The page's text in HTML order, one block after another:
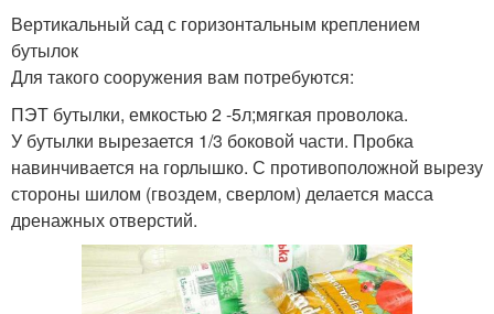
Вертикальный сад с горизонтальным креплением
бутылок
Для такого сооружения вам потребуются:
ПЭТ бутылки, емкостью 2 -5л;мягкая проволока.
У бутылки вырезается 1/3 боковой части. Пробка
навинчивается на горлышко. С противоположной вырезу
стороны шилом (гвоздем, сверлом) делается масса
дренажных отверстий.